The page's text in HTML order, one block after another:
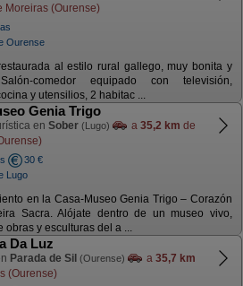
Moreiras (Ourense)
Ourense
al estilo rural gallego, muy bonita y
comedor equipado con televisión,
y utensilios, 2 habitac ...
Genia Trigo
en Sober (Lugo) a 35,2 km de
30 €
Lugo
en la Casa-Museo Genia Trigo – Corazón
Sacra. Alójate dentro de un museo vivo,
obras y esculturas del a ...
Da Luz
Parada de Sil (Ourense) a 35,7 km
(Ourense)